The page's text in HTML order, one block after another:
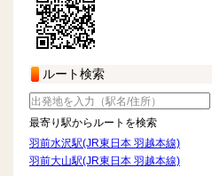
ルート検索
最寄り駅からルートを検索
羽前水沢駅(JR東日本 羽越本線)
羽前大山駅(JR東日本 羽越本線)